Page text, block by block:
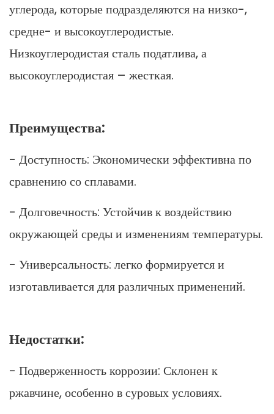
углерода, которые подразделяются на низко-,
средне- и высокоуглеродистые.
Низкоуглеродистая сталь податлива, а
высокоуглеродистая – жесткая.
Преимущества:
- Доступность: Экономически эффективна по
сравнению со сплавами.
- Долговечность: Устойчив к воздействию
окружающей среды и изменениям температуры.
- Универсальность: легко формируется и
изготавливается для различных применений.
Недостатки:
- Подверженность коррозии: Склонен к
ржавчине, особенно в суровых условиях.